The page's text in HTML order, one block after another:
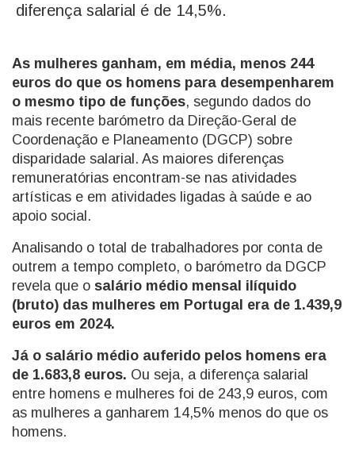
diferença salarial é de 14,5%.
As mulheres ganham, em média, menos 244
euros do que os homens para desempenharem
o mesmo tipo de funções, segundo dados do
mais recente barómetro da Direção-Geral de
Coordenação e Planeamento (DGCP) sobre
disparidade salarial. As maiores diferenças
remuneratórias encontram-se nas atividades
artísticas e em atividades ligadas à saúde e ao
apoio social.
Analisando o total de trabalhadores por conta de
outrem a tempo completo, o barómetro da DGCP
revela que o salário médio mensal ilíquido
(bruto) das mulheres em Portugal era de 1.439,9
euros em 2024.
Já o salário médio auferido pelos homens era
de 1.683,8 euros. Ou seja, a diferença salarial
entre homens e mulheres foi de 243,9 euros, com
as mulheres a ganharem 14,5% menos do que os
homens.